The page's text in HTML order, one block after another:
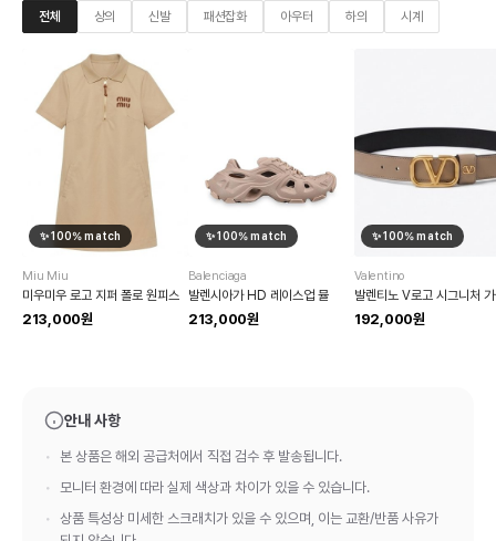
전체 상의 신발 패션잡화 아우터 하의 시계
✨100% match
Miu Miu
미우미우 로고 지퍼 폴로 원피스
213,000원
✨100% match
Balenciaga
발렌시아가 HD 레이스업 뮬
213,000원
✨100% match
Valentino
192,000원
안내 사항
본 상품은 해외 공급처에서 직접 검수 후 발송됩니다.
모니터 환경에 따라 실제 색상과 차이가 있을 수 있습니다.
상품 특성상 미세한 스크래치가 있을 수 있으며, 이는 교환/반품 사유가